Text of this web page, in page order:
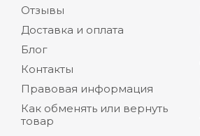
Отзывы
Доставка и оплата
Блог
Контакты
Правовая информация
Как обменять или вернуть
товар